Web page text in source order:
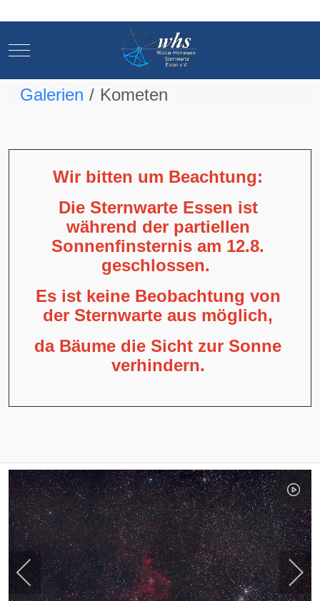
Mobile Menu Toggle
Galerien Kometen
Wir bitten um Beachtung:
Die Sternwarte Essen ist
während der partiellen
Sonnenfinsternis am 12.8.
geschlossen.
Es ist keine Beobachtung von
der Sternwarte aus möglich,
da Bäume die Sicht zur Sonne
verhindern.